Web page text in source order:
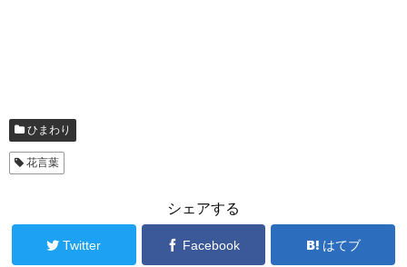
ひまわり
花言葉
シェアする
Twitter Facebook はてブ